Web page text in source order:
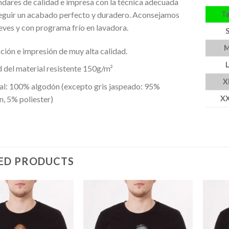
un acabado perfecto y duradero. Aconsejamos
y con programa frío en lavadora.
e impresión de muy alta calidad.
del material resistente 150g/m²
100% algodón (excepto gris jaspeado: 95%
5% poliester)
S
L
PRODUCTS